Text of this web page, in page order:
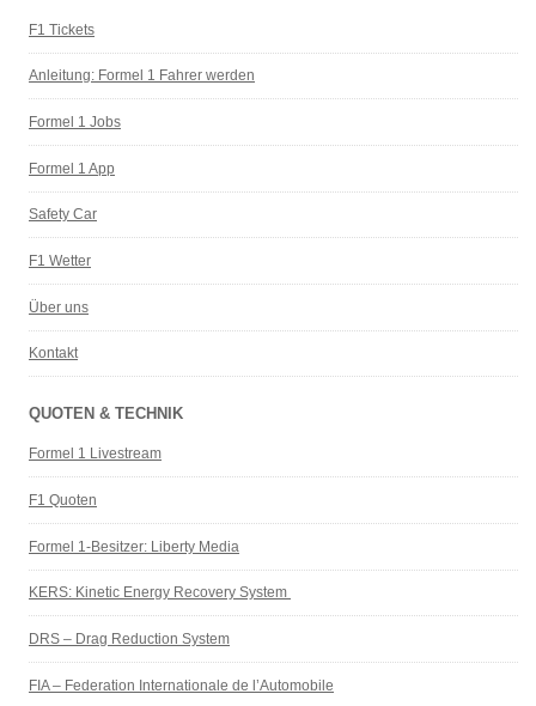
F1 Tickets
Anleitung: Formel 1 Fahrer werden
Formel 1 Jobs
Formel 1 App
Safety Car
F1 Wetter
Über uns
Kontakt
QUOTEN & TECHNIK
Formel 1 Livestream
F1 Quoten
Formel 1-Besitzer: Liberty Media
KERS: Kinetic Energy Recovery System
DRS – Drag Reduction System
FIA – Federation Internationale de l’Automobile